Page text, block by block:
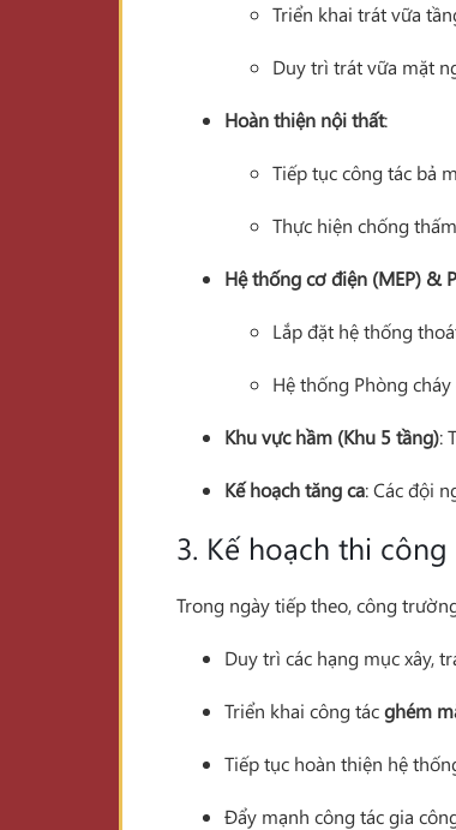
Triển khai trát vữa
Duy trì trát vữa mặt
Hoàn thiện nội thất:
Tiếp tục công tác bả
Thực hiện chống
Hệ thống cơ điện (MEP) &
Lắp đặt hệ thống
Hệ thống Phòng
Khu vực hầm (Khu 5 tầng):
Kế hoạch tăng ca: Các đội
3. Kế hoạch thi
Trong ngày tiếp theo, công
Duy trì các hạng mục xây,
Triển khai công tácghém
Tiếp tục hoàn thiện hệ
Đẩy mạnh công tác gia